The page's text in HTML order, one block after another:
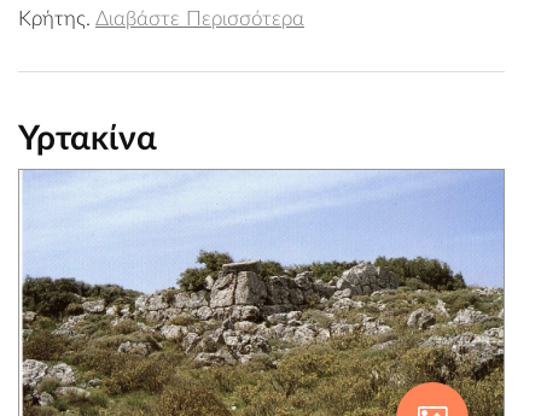
Κρήτης. Διαβάστε Περισσότερα
Υρτακίνα